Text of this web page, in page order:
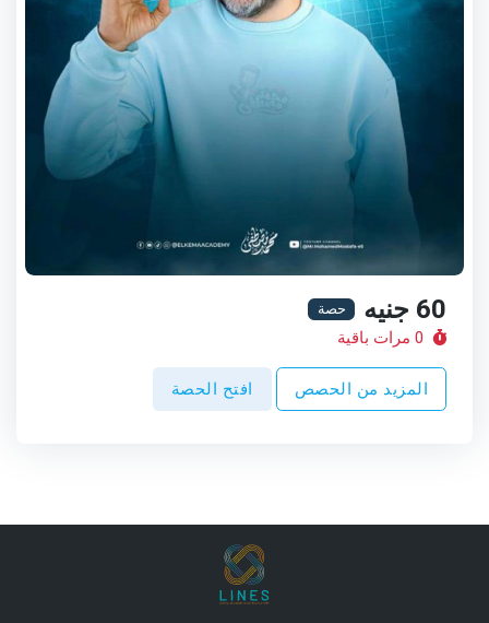
60 جنيه حصة
0 مرات باقية
المزيد من الحصص افتح الحصة